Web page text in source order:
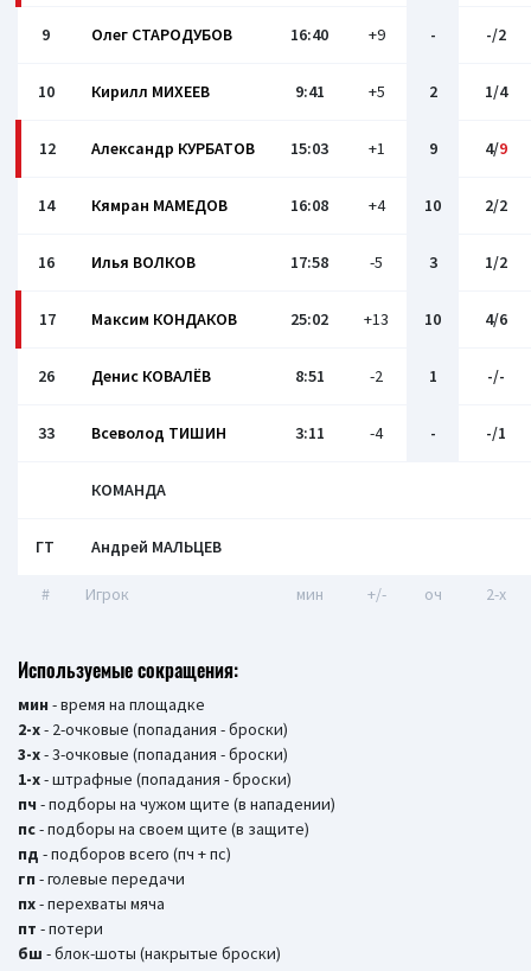
9 Олег СТАРОДУБОВ 16:40 +9 - -/2
10 Кирилл МИХЕЕВ 9:41 +5 2 1/4
12 Александр КУРБАТОВ 15:03 +1 9 4/9
14 Кямран МАМЕДОВ 16:08 +4 10 2/2
16 Илья ВОЛКОВ 17:58 -5 3 1/2
17 Максим КОНДАКОВ 25:02 +13 10 4/6
26 Денис КОВАЛЁВ 8:51 -2 1 -/-
33 Всеволод ТИШИН 3:11 -4 - -/1
КОМАНДА
ГТ Андрей МАЛЬЦЕВ
# Игрок мин +/- оч 2-x
Используемые сокращения:
мин - время на площадке
2-х- 2-очковые (попадания - броски)
3-х- 3-очковые (попадания - броски)
1-х- штрафные (попадания - броски)
пч - подборы на чужом щите (в нападении)
пс- подборы на своем щите (в защите)
пд - подборов всего (пч + пс)
гп - голевые передачи
пх- перехваты мяча
пт - потери
бш - блок-шоты (накрытые броски)